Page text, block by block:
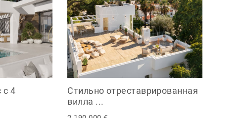
с 4
Стильно отреставрированная
вилла ...